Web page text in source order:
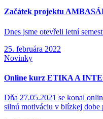
Začátek projektu
Dnes jsme otevřeli letní
25. februára 2022
Novinky
Online kurz ETIKA A
Dňa 27.05.2021 se konal
silnú motiváciu v blízkej dobe